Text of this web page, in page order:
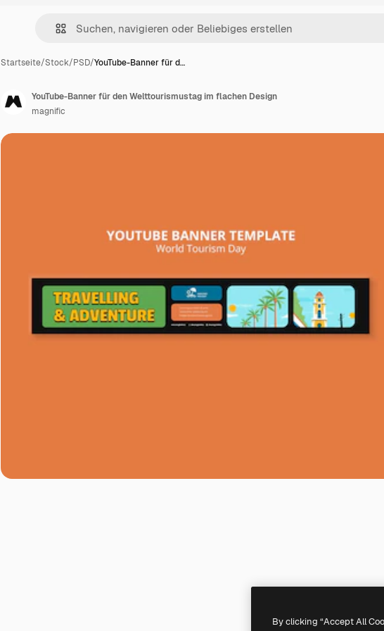
Startseite/Stock/PSD/YouTube-Banner für d…
YouTube-Banner für den Welttourismustag im flachen Design
magnific
By clicking “Accept All